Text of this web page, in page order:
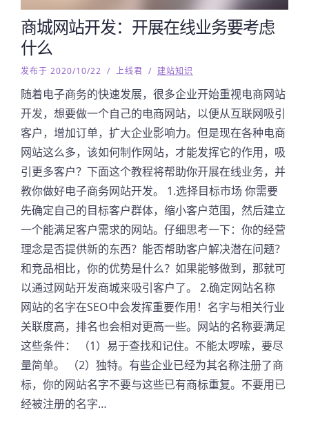
商城网站开发：开展在线业务要考虑
什么
发布于 2020/10/22 / 上线君 / 建站知识
随着电子商务的快速发展，很多企业开始重视电商网站
开发，想要做一个自己的电商网站，以便从互联网吸引
客户，增加订单，扩大企业影响力。但是现在各种电商
网站这么多，该如何制作网站，才能发挥它的作用，吸
引更多客户？下面这个教程将帮助你开展在线业务，并
教你做好电子商务网站开发。 1.选择目标市场 你需要
先确定自己的目标客户群体，缩小客户范围，然后建立
一个能满足客户需求的网站。仔细思考一下：你的经营
理念是否提供新的东西？能否帮助客户解决潜在问题？
和竞品相比，你的优势是什么？如果能够做到，那就可
以通过网站开发商城来吸引客户了。 2.确定网站名称
网站的名字在SEO中会发挥重要作用！名字与相关行业
关联度高，排名也会相对更高一些。网站的名称要满足
这些条件： （1）易于查找和记住。不能太啰嗦，要尽
量简单。 （2）独特。有些企业已经为其名称注册了商
标，你的网站名字不要与这些已有商标重复。不要用已
经被注册的名字…